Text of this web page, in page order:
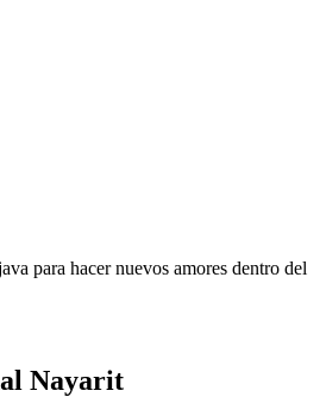
para hacer nuevos amores dentro del
Nayarit